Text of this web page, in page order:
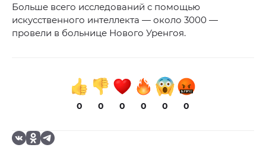
Больше всего исследований с помощью
искусственного интеллекта — около 3000 —
провели в больнице Нового Уренгоя.
0 0 0 0 0 0